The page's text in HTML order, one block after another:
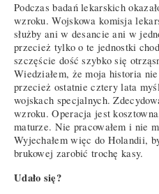
Podczas badań lekarskich
wzroku. Wojskowa komisja
służby ani w desancie ani w
przecież tylko o te jednostki
szczęście dość szybko się
Wiedziałem, że moja historia
przecież ostatnie cztery lata
wojskach specjalnych.
wzroku. Operacja jest
maturze. Nie pracowałem i nie
Wyjechałem więc do Holandii,
brukowej zarobić trochę kasy.
Udało się?